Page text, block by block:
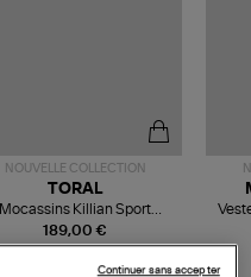
NOUVELLE COLLECTION
189,00 €
TORAL
Mocassins Killian Sport
Mousse
Continuer sans accepter